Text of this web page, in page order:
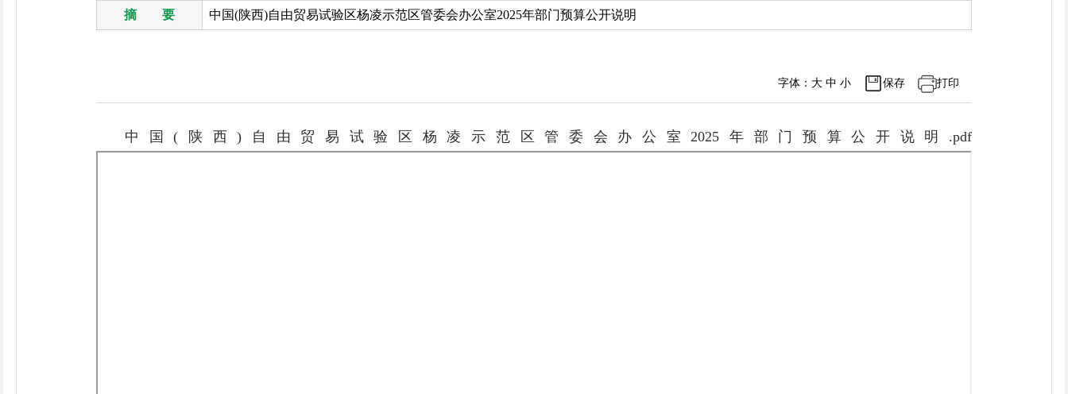
摘 要 中国(陕西)自由贸易试验区杨凌示范区管委会办公室2025年部门预算公开说明
打印
保存
字体： 大 中 小
中国(陕西)自由贸易试验区杨凌示范区管委会办公室2025年部门预算公开说明.pdf